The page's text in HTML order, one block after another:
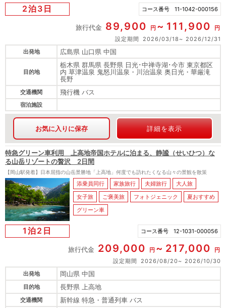
2泊3日 コース番号 11-1042-000156
旅行代金 89,900 円 111,900
円
設定期間
2026/03/18
2026/12/31
出発地
広島県 山口県 中国
目的地
栃木県 群馬県 長野県 日光･中禅寺湖･今市 東京都区
内 草津温泉 鬼怒川温泉・川治温泉 奥日光・華厳滝
長野
交通機関 飛行機 バス
宿泊施設
お気に入りに保存 詳細を表示
特急グリーン車利用 上高地帝国ホテルに泊まる、静謐（せいひつ）な
る山岳リゾートの贅沢 2日間
【岡山駅発着】日本屈指の山岳景勝地「上高地」何度でも訪れたくなる山々の景観を散策
添乗員同行 家族旅行 夫婦旅行
大人旅
女子旅
ご褒美旅 フォトジェニック
夏おすすめ
グリーン車
1泊2日 コース番号 12-1031-000056
旅行代金 209,000 円 217,000
円
設定期間
2026/08/20
2026/10/30
出発地
岡山県 中国
目的地 長野県 上高地
交通機関 新幹線 特急・普通列車 バス